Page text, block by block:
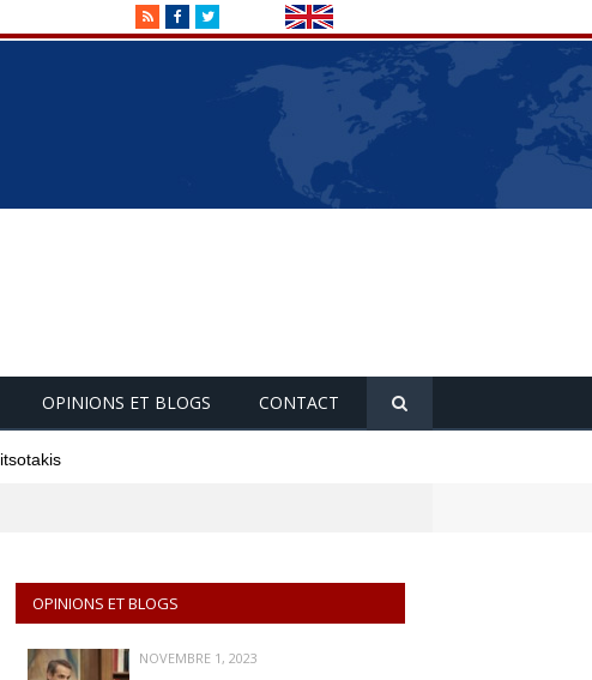
RSSFacebookTwitter
OPINIONS ET BLOGS CONTACT
OPINIONS ET BLOGS
NOVEMBRE 1, 2023